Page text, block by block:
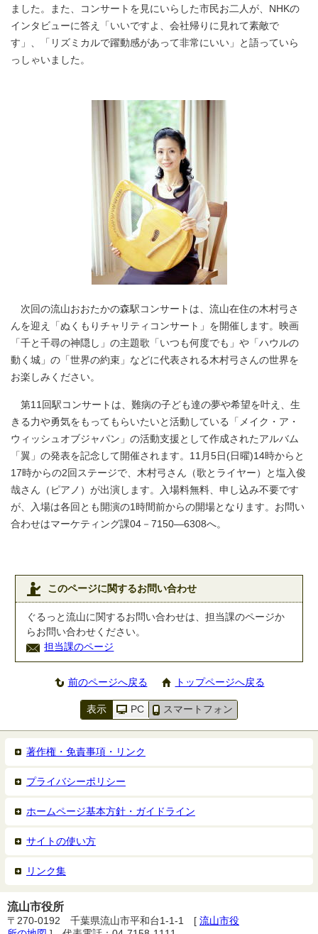
ました。また、コンサートを見にいらした市民お二人が、NHKの
インタビューに答え「いいですよ、会社帰りに見れて素敵で
す」、「リズミカルで躍動感があって非常にいい」と語っていら
っしゃいました。
次回の流山おおたかの森駅コンサートは、流山在住の木村弓さ
んを迎え「ぬくもりチャリティコンサート」を開催します。映画
「千と千尋の神隠し」の主題歌「いつも何度でも」や「ハウルの
動く城」の「世界の約束」などに代表される木村弓さんの世界を
お楽しみください。
第11回駅コンサートは、難病の子ども達の夢や希望を叶え、生
きる力や勇気をもってもらいたいと活動している「メイク・ア・
ウィッシュオブジャパン」の活動支援として作成されたアルバム
「翼」の発表を記念して開催されます。11月5日(日曜)14時からと
17時からの2回ステージで、木村弓さん（歌とライヤー）と塩入俊
哉さん（ピアノ）が出演します。入場料無料、申し込み不要です
が、入場は各回とも開演の1時間前からの開場となります。お問い
合わせはマーケティング課04－7150―6308へ。
このページに関するお問い合わせ
ぐるっと流山に関するお問い合わせは、担当課のページか
らお問い合わせください。
担当課のページ
前のページへ戻る トップページへ戻る
表示 PC スマートフォン
著作権・免責事項・リンク
プライバシーポリシー
ホームページ基本方針・ガイドライン
サイトの使い方
リンク集
流山市役所
〒270-0192 千葉県流山市平和台1-1-1 [ 流山市役